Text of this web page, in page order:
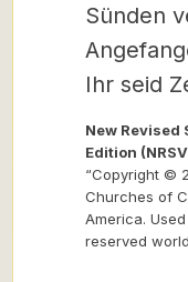
Sünden
Ihr seid
New Revised
Edition
“Copyright ©
Churches of
America.
reserved